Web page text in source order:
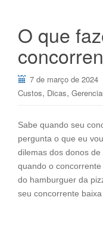
O que
7 de março de 2024
Custos, Dicas,
Sabe quando seu
pergunta o que eu
dilemas dos donos
quando o
do hamburguer da
seu concorrente